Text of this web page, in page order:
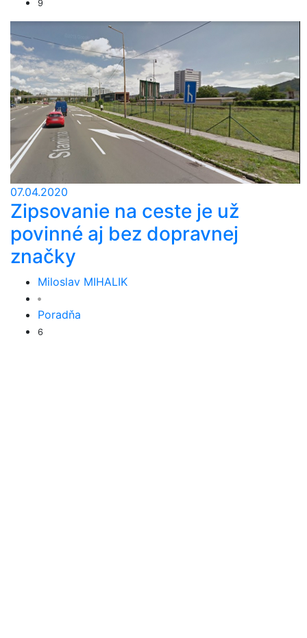
9
07.04.2020
Zipsovanie na ceste je už
povinné aj bez dopravnej
značky
Miloslav MIHALIK
Poradňa
6